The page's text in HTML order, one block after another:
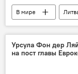
В мире
президент Литвы
Дональд Трамп
Евросоюз (ЕС)
Урсула Фон дер
на пост главы